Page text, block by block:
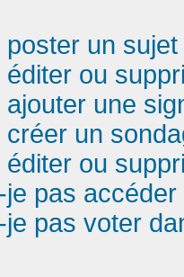
un
ou
une
un
ou
pas
pas voter